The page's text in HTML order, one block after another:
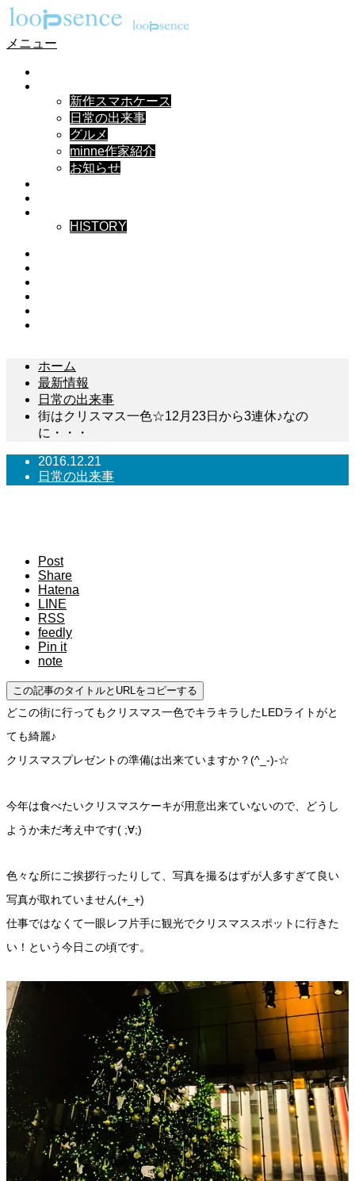
メニュー
新作スマホケース
日常の出来事
グルメ
minne作家紹介
お知らせ
HISTORY
ホーム
最新情報
日常の出来事
街はクリスマス一色☆12月23日から3連休♪なの
に・・・
2016.12.21
日常の出来事
Post
Share
Hatena
LINE
RSS
feedly
Pin it
note
この記事のタイトルとURLをコピーする
どこの街に行ってもクリスマス一色でキラキラしたLEDライトがと
ても綺麗♪
クリスマスプレゼントの準備は出来ていますか？(^_-)-☆
今年は食べたいクリスマスケーキが用意出来ていないので、どうし
ようか未だ考え中です( ;∀;)
色々な所にご挨拶行ったりして、写真を撮るはずが人多すぎて良い
写真が取れていません(+_+)
仕事ではなくて一眼レフ片手に観光でクリスマススポットに行きた
い！という今日この頃です。